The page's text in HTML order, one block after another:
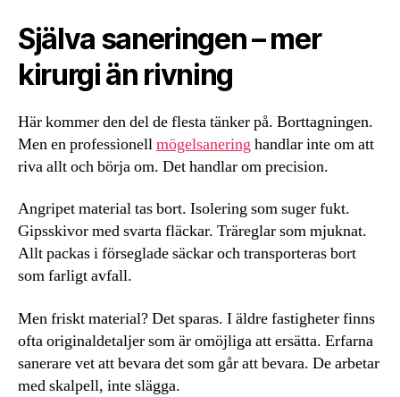
Själva saneringen – mer
kirurgi än rivning
Här kommer den del de flesta tänker på. Borttagningen.
Men en professionellmögelsanering handlar inte om att
riva allt och börja om. Det handlar om precision.
Angripet material tas bort. Isolering som suger fukt.
Gipsskivor med svarta fläckar. Träreglar som mjuknat.
Allt packas i förseglade säckar och transporteras bort
som farligt avfall.
Men friskt material? Det sparas. I äldre fastigheter finns
ofta originaldetaljer som är omöjliga att ersätta. Erfarna
sanerare vet att bevara det som går att bevara. De arbetar
med skalpell, inte slägga.